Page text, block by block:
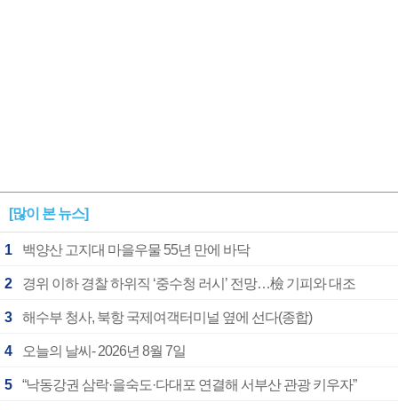
[많이 본 뉴스]
1 백양산 고지대 마을우물 55년 만에 바닥
2 경위 이하 경찰 하위직 ‘중수청 러시’ 전망…檢 기피와 대조
3 해수부 청사, 북항 국제여객터미널 옆에 선다(종합)
4 오늘의 날씨- 2026년 8월 7일
5 “낙동강권 삼락·을숙도·다대포 연결해 서부산 관광 키우자”